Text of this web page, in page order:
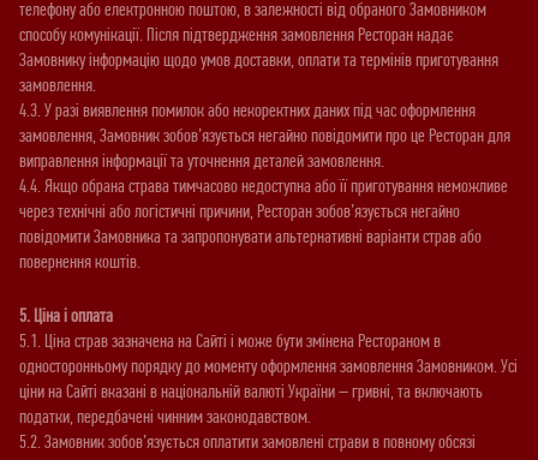
телефону або електронною поштою, в залежності від обраного Замовником
способу комунікації. Після підтвердження замовлення Ресторан надає
Замовнику інформацію щодо умов доставки, оплати та термінів приготування
замовлення.
4.3. У разі виявлення помилок або некоректних даних під час оформлення
замовлення, Замовник зобов’язується негайно повідомити про це Ресторан для
виправлення інформації та уточнення деталей замовлення.
4.4. Якщо обрана страва тимчасово недоступна або її приготування неможливе
через технічні або логістичні причини, Ресторан зобов’язується негайно
повідомити Замовника та запропонувати альтернативні варіанти страв або
повернення коштів.
5. Ціна і оплата
5.1. Ціна страв зазначена на Сайті і може бути змінена Рестораном в
односторонньому порядку до моменту оформлення замовлення Замовником. Усі
ціни на Сайті вказані в національній валюті України – гривні, та включають
податки, передбачені чинним законодавством.
5.2. Замовник зобов’язується оплатити замовлені страви в повному обсязі